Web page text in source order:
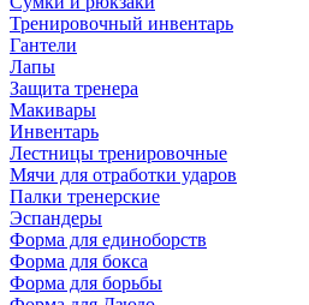
Тренировочный инвентарь
Гантели
Лапы
Защита тренера
Макивары
Инвентарь
Лестницы тренировочные
Мячи для отработки ударов
Палки тренерские
Эспандеры
Форма для единоборств
Форма для бокса
Форма для борьбы